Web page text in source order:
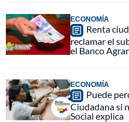
ECONOMÍA
Renta
reclamar el
el Banco
ECONOMÍA
Puede
Ciudadana si
Social explica